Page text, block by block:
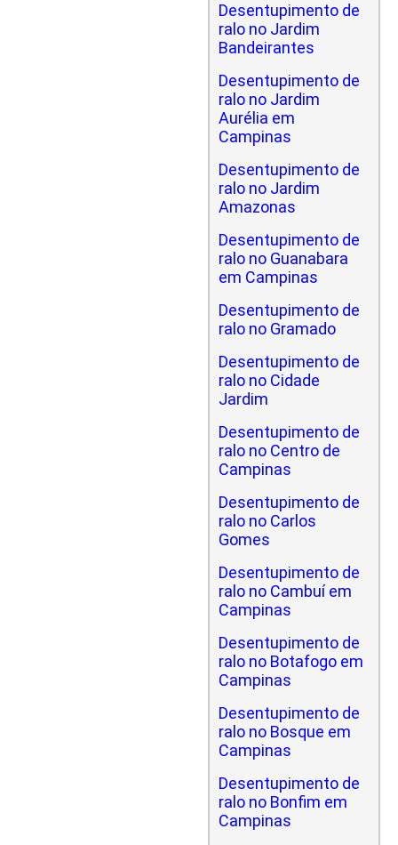
Desentupimento de
ralo no Jardim
Bandeirantes
Desentupimento de
ralo no Jardim
Aurélia em
Campinas
Desentupimento de
ralo no Jardim
Amazonas
Desentupimento de
ralo no Guanabara
em Campinas
Desentupimento de
ralo no Gramado
Desentupimento de
ralo no Cidade
Jardim
Desentupimento de
ralo no Centro de
Campinas
Desentupimento de
ralo no Carlos
Gomes
Desentupimento de
ralo no Cambuí em
Campinas
Desentupimento de
ralo no Botafogo em
Campinas
Desentupimento de
ralo no Bosque em
Campinas
Desentupimento de
ralo no Bonfim em
Campinas